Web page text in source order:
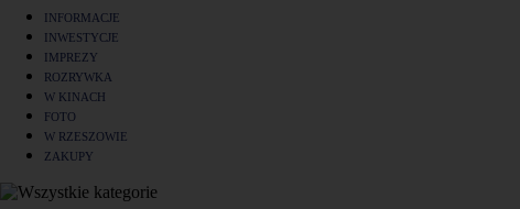
INFORMACJE
INWESTYCJE
IMPREZY
ROZRYWKA
W KINACH
FOTO
W RZESZOWIE
ZAKUPY